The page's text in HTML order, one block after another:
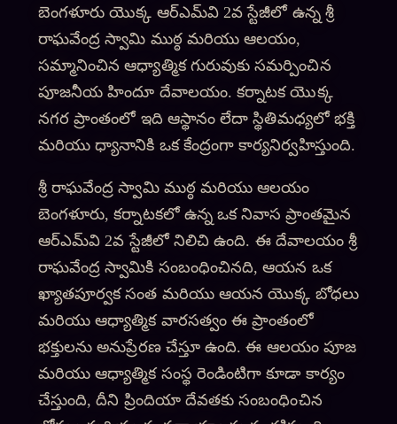
బెంగళూరు యొక్క ఆర్‌ఎమ్‌వి 2వ స్టేజీలో ఉన్న శ్రీ
రాఘవేంద్ర స్వామి ముఠ్ఠ మరియు ఆలయం,
సమ్మానించిన ఆధ్యాత్మిక గురువుకు సమర్పించిన
పూజనీయ హిందూ దేవాలయం. కర్నాటక యొక్క
నగర ప్రాంతంలో ఇది ఆస్థానం లేదా స్థితిమధ్యలో భక్తి
మరియు ధ్యానానికి ఒక కేంద్రంగా కార్యనిర్వహిస్తుంది.
శ్రీ రాఘవేంద్ర స్వామి ముఠ్ఠ మరియు ఆలయం
బెంగళూరు, కర్నాటకలో ఉన్న ఒక నివాస ప్రాంతమైన
ఆర్‌ఎమ్‌వి 2వ స్టేజీలో నిలిచి ఉంది. ఈ దేవాలయం శ్రీ
రాఘవేంద్ర స్వామికి సంబంధించినది, ఆయన ఒక
ఖ్యాతపూర్వక సంత మరియు ఆయన యొక్క బోధలు
మరియు ఆధ్యాత్మిక వారసత్వం ఈ ప్రాంతంలో
భక్తులను అనుప్రేరణ చేస్తూ ఉంది. ఈ ఆలయం పూజ
మరియు ఆధ్యాత్మిక సంస్థ రెండింటిగా కూడా కార్యం
చేస్తుంది, దీని ప్రిందియా దేవతకు సంబంధించిన